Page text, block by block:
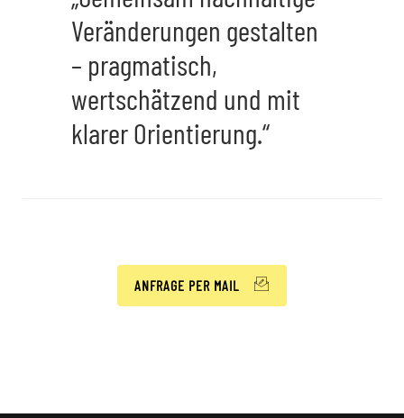
Veränderungen gestalten
– pragmatisch,
wertschätzend und mit
klarer Orientierung.“
ANFRAGE PER MAIL